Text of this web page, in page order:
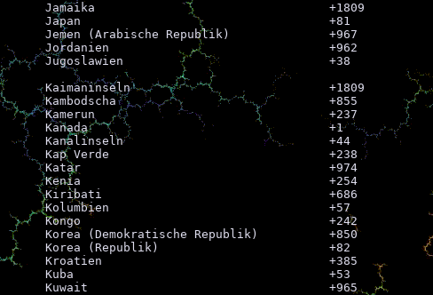
Jamaika					+1809
Japan					+81
Jemen (Arabische Republik)		+967
Jordanien				+962
Jugoslawien				+38
Kaimaninseln				+1809
Kambodscha				+855
Kamerun					+237
Kanada					+1
Kanalinseln				+44
Kap Verde				+238
Katar					+974
Kenia					+254
Kiribati				+686
Kolumbien				+57
Kongo					+242
Korea (Demokratische Republik)		+850
Korea (Republik)			+82
Kroatien				+385
Kuba					+53
Kuwait					+965